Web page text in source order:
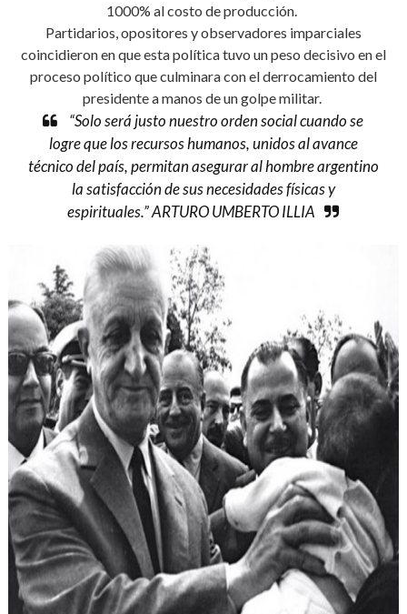
1000% al costo de producción.
Partidarios, opositores y observadores imparciales
coincidieron en que esta política tuvo un peso decisivo en el
proceso político que culminara con el derrocamiento del
presidente a manos de un golpe militar.
“Solo será justo nuestro orden social cuando se
logre que los recursos humanos, unidos al avance
técnico del país, permitan asegurar al hombre argentino
la satisfacción de sus necesidades físicas y
espirituales.”ARTURO UMBERTO ILLIA